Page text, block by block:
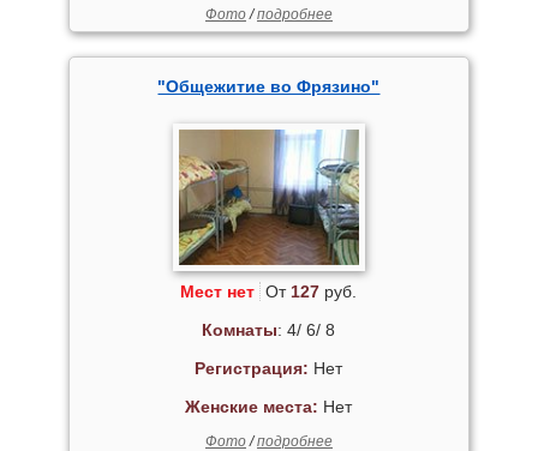
Фото/подробнее
"Общежитие во Фрязино"
Мест нет От 127 руб.
Комнаты: 4/ 6/ 8
Регистрация: Нет
Женские места: Нет
Фото/подробнее